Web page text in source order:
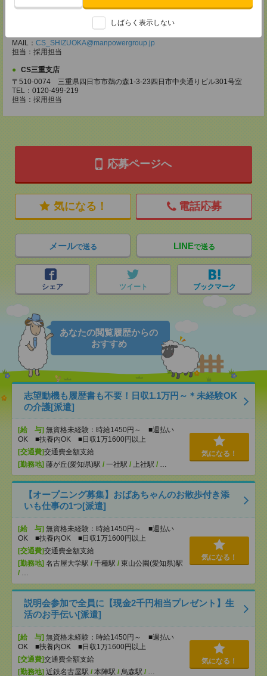
しばらく表示しない
静岡市駿河区南町18-1 サウスポット静岡 14F
MAIL： CS_SHIZUOKA@manpowergroup.jp
担当：採用担当
CS三重支店
〒510-0074 三重県四日市市鵜の森1-3-23四日市中央通りビル301号室
TEL：0120-499-219
担当：採用担当
応募ページへ
気になる！ 電話応募
メールで送る LINEで送る
シェア ツイート ブックマーク
あなたの閲覧履歴からの
おすすめ
志望動機も履歴書も不要！日収1.1万円～＊未経験OK
の介護[派遣]
[給 与] 無資格未経験：時給1450円～ ■週払い
OK ■扶養内OK ■日収1万1600円以上
[交通費]交通費全額支給
[勤務地] 藤が丘(愛知県)駅 / 一社駅 / 上社駅 / …
気になる！
【オープニング募集】おばあちゃんのお散歩付き添
いも仕事の1つ[派遣]
[給 与] 無資格未経験：時給1450円～ ■週払い
OK ■扶養内OK ■日収1万1600円以上
[交通費]交通費全額支給
[勤務地] 名古屋大学駅 / 千種駅 / 東山公園(愛知県)駅
/ …
気になる！
説明会参加で全員に【現金2千円相当プレゼント】生
活のお手伝い[派遣]
[給 与] 無資格未経験：時給1450円～ ■週払い
OK ■扶養内OK ■日収1万1600円以上
[交通費]交通費全額支給
[勤務地] 近鉄名古屋駅 / 本陣駅 / 烏森駅 / …
気になる！